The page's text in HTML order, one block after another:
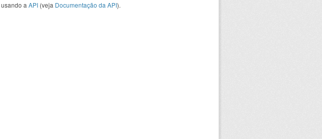
a API (veja Documentação da API).